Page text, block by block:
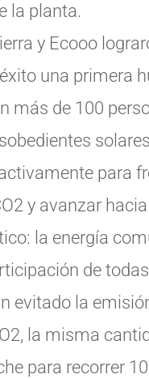
la planta.
y Ecooo
una primera
más de 100
para
y avanzar
la energía
de
evitado la
la misma
para recorrer